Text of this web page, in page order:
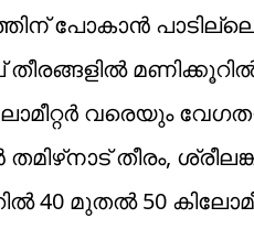
പോകാൻ
വരെയും
തീരം,
40 മുതൽ 50